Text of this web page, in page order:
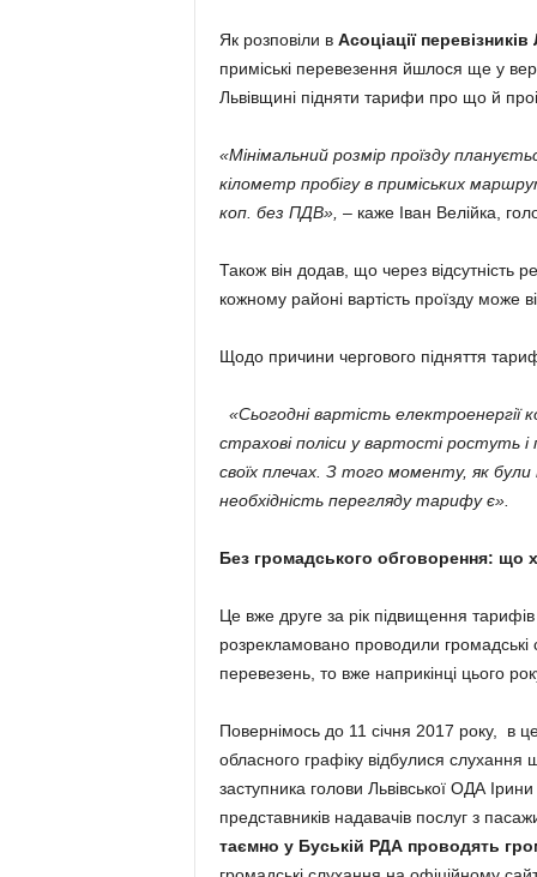
Як розповіли в Асоціації
приміські перевезення йшлося ще у
Львівщині підняти тарифи про що й
«Мінімальний розмір проїзду
кілометр пробігу в приміських
коп. без ПДВ», – каже Іван Велійка,
Також він додав, що через відсутність
кожному районі вартість проїзду може
Щодо причини чергового підняття
«Сьогодні вартість електроенергії
страхові поліси у вартості ростуть
своїх плечах. З того моменту, як
необхідність перегляду тарифу є».
Без громадського обговорення: що
Це вже друге за рік підвищення
розрекламовано проводили
перевезень, то вже наприкінці цього
Повернімось до 11 січня 2017 року, в
обласного графіку відбулися
заступника голови Львівської ОДА
представників надавачів послуг з
таємно у Буській РДА проводять